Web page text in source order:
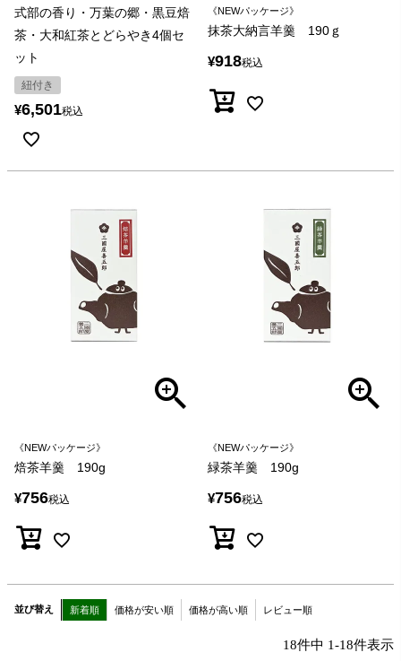
式部の香り・万葉の郷・黒豆焙
茶・大和紅茶とどらやき4個セ
ット
紐付き
¥6,501税込
《NEWパッケージ》
抹茶大納言羊羹 190ｇ
¥918税込
《NEWパッケージ》
焙茶羊羹 190g
¥756税込
《NEWパッケージ》
緑茶羊羹 190g
¥756税込
並び替え 新着順 価格が安い順 価格が高い順 レビュー順
18件中 1-18件表示